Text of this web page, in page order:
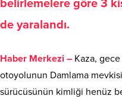
belirlemelere göre 3
de yaralandı.
Haber Merkezi – Kaza,
otoyolunun Damlama
sürücüsünün kimliği henüz